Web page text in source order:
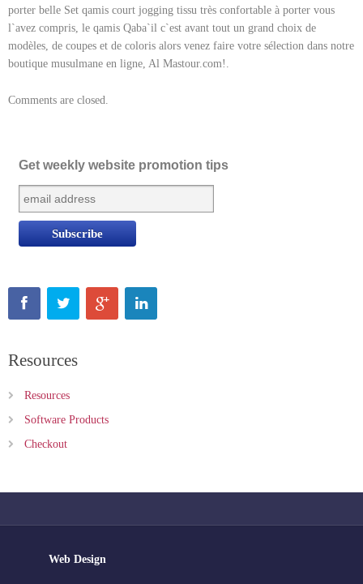
porter belle Set qamis court jogging tissu très confortable à porter vous
l`avez compris, le qamis Qaba`il c`est avant tout un grand choix de
modèles, de coupes et de coloris alors venez faire votre sélection dans notre
boutique musulmane en ligne, Al Mastour.com!.
Comments are closed.
Get weekly website promotion tips
Resources
Resources
Software Products
Checkout
Web Design